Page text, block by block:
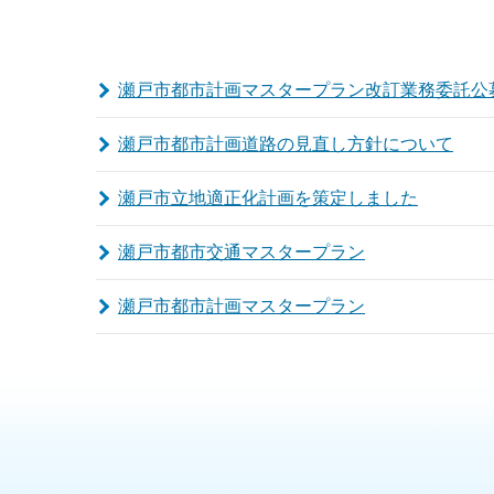
瀬戸市都市計画マスタープラン改訂業務委託
瀬戸市都市計画道路の見直し方針について
瀬戸市立地適正化計画を策定しました
瀬戸市都市交通マスタープラン
瀬戸市都市計画マスタープラン